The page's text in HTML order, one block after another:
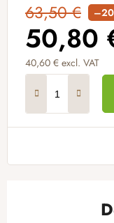
63,50 €
50,80
40,60 € excl. VAT